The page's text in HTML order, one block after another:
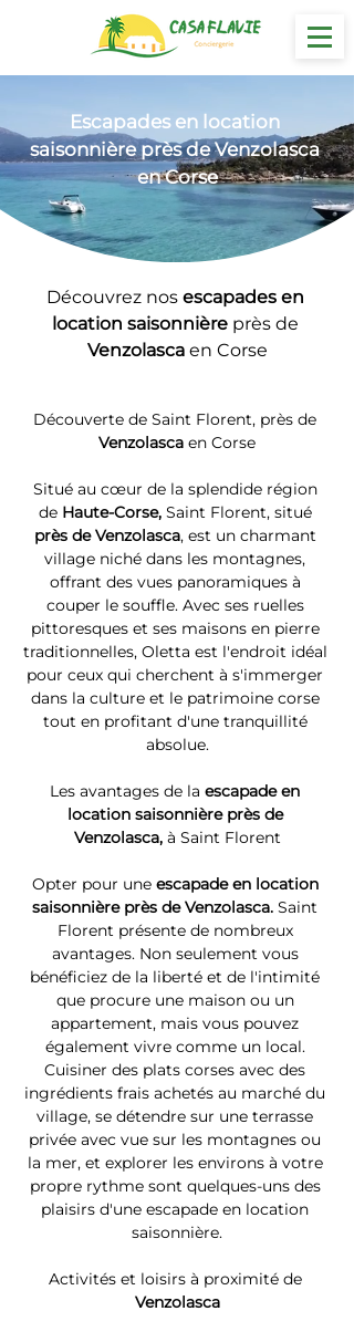
Escapades en location
saisonnière près de Venzolasca
en Corse
Découvrez nos escapades en
location saisonnière près de
Venzolasca en Corse
Découverte de Saint Florent, près de
Venzolasca en Corse
Situé au cœur de la splendide région
de Haute-Corse, Saint Florent, situé
près de Venzolasca, est un charmant
village niché dans les montagnes,
offrant des vues panoramiques à
couper le souffle. Avec ses ruelles
pittoresques et ses maisons en pierre
traditionnelles, Oletta est l'endroit idéal
pour ceux qui cherchent à s'immerger
dans la culture et le patrimoine corse
tout en profitant d'une tranquillité
absolue.
Les avantages de la escapade en
location saisonnière près de
Venzolasca, à Saint Florent
Opter pour une escapade en location
saisonnière près de Venzolasca. Saint
Florent présente de nombreux
avantages. Non seulement vous
bénéficiez de la liberté et de l'intimité
que procure une maison ou un
appartement, mais vous pouvez
également vivre comme un local.
Cuisiner des plats corses avec des
ingrédients frais achetés au marché du
village, se détendre sur une terrasse
privée avec vue sur les montagnes ou
la mer, et explorer les environs à votre
propre rythme sont quelques-uns des
plaisirs d'une escapade en location
saisonnière.
Activités et loisirs à proximité de
Venzolasca